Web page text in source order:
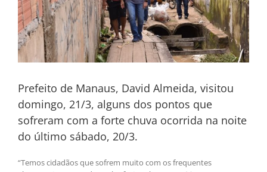
Prefeito de Manaus, David Almeida, visitou
domingo, 21/3, alguns dos pontos que
sofreram com a forte chuva ocorrida na noite
do último sábado, 20/3.
“Temos cidadãos que sofrem muito com os frequentes